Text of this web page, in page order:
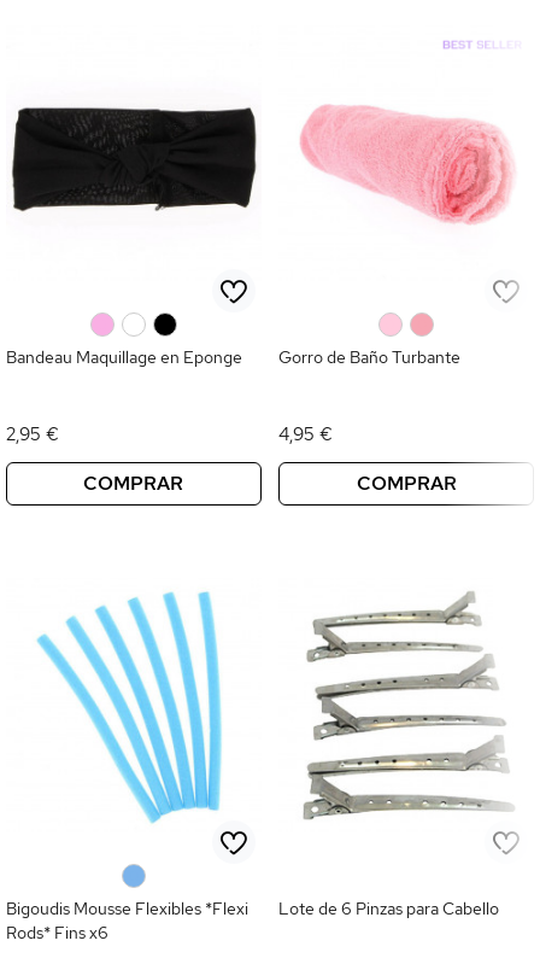
Descubre una amplia variedad para todo tipo de cabello, largo o corto,
fino o grueso. Ideal para presupuestos ajustados sin renunciar al estilo,
con precios mini y renovación frecuente de modelos de tendencia.
Bandeau Maquillage en Eponge
2,95 €
COMPRAR
Gorro de Baño Turbante
4,95 €
COMPRAR
Bigoudis Mousse Flexibles *Flexi
Rods* Fins x6
Lote de 6 Pinzas para Cabello